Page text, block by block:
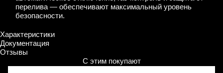
перелива — обеспечивают максимальный уровень
безопасности.
Характеристики
Документация
Отзывы
С этим покупают